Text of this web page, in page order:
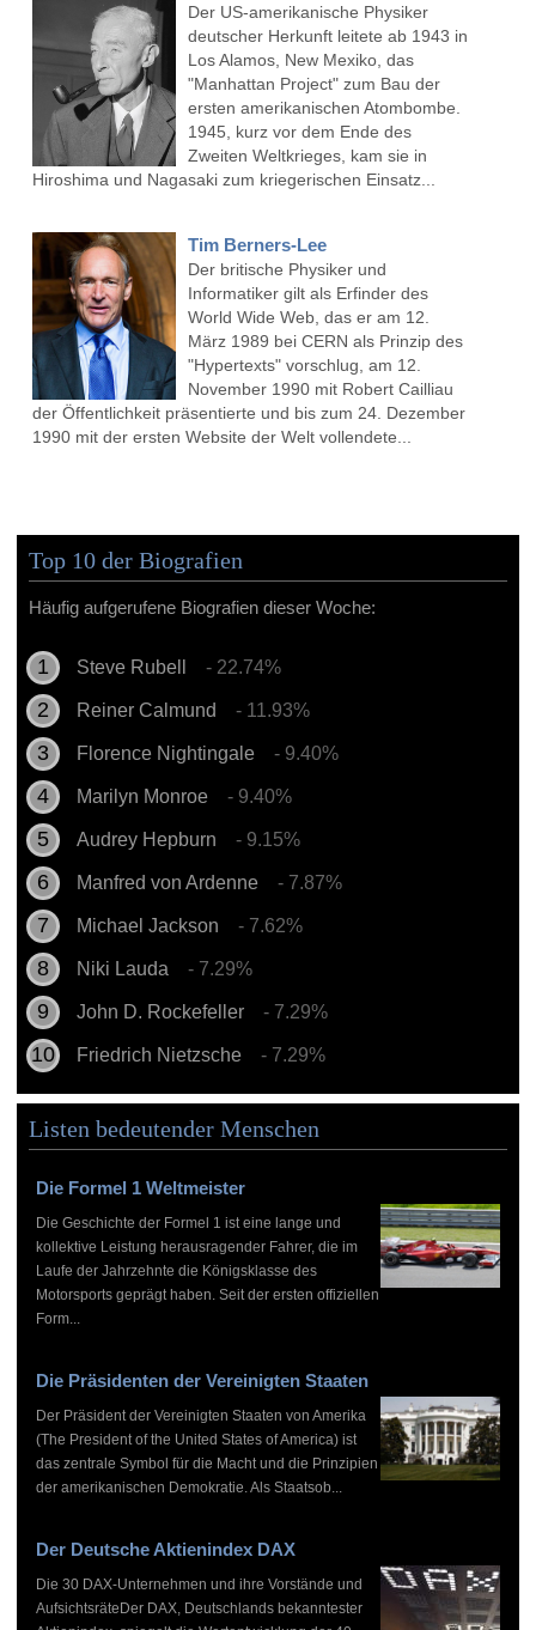
Der US-amerikanische Physiker
deutscher Herkunft leitete ab 1943 in
Los Alamos, New Mexiko, das
"Manhattan Project" zum Bau der
ersten amerikanischen Atombombe.
1945, kurz vor dem Ende des
Zweiten Weltkrieges, kam sie in
Hiroshima und Nagasaki zum kriegerischen Einsatz...
Tim Berners-Lee
Der britische Physiker und
Informatiker gilt als Erfinder des
World Wide Web, das er am 12.
März 1989 bei CERN als Prinzip des
"Hypertexts" vorschlug, am 12.
November 1990 mit Robert Cailliau
der Öffentlichkeit präsentierte und bis zum 24. Dezember
1990 mit der ersten Website der Welt vollendete...
Top 10 der Biografien
Häufig aufgerufene Biografien dieser Woche:
Steve Rubell - 22.74%
Reiner Calmund - 11.93%
Florence Nightingale - 9.40%
Marilyn Monroe - 9.40%
Audrey Hepburn - 9.15%
Manfred von Ardenne - 7.87%
Michael Jackson - 7.62%
Niki Lauda - 7.29%
John D. Rockefeller - 7.29%
Friedrich Nietzsche - 7.29%
Listen bedeutender Menschen
Die Formel 1 Weltmeister
Die Geschichte der Formel 1 ist eine lange und
kollektive Leistung herausragender Fahrer, die im
Laufe der Jahrzehnte die Königsklasse des
Motorsports geprägt haben. Seit der ersten offiziellen
Form...
Die Präsidenten der Vereinigten Staaten
Der Präsident der Vereinigten Staaten von Amerika
(The President of the United States of America) ist
das zentrale Symbol für die Macht und die Prinzipien
der amerikanischen Demokratie. Als Staatsob...
Der Deutsche Aktienindex DAX
Die 30 DAX-Unternehmen und ihre Vorstände und
AufsichtsräteDer DAX, Deutschlands bekanntester